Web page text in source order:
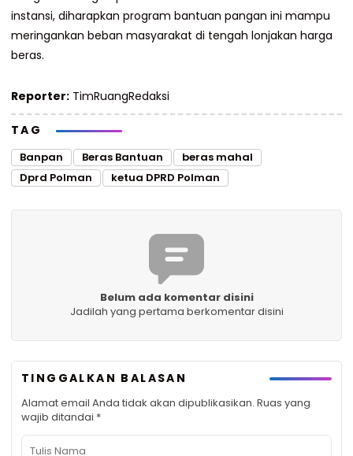
instansi, diharapkan program bantuan pangan ini mampu
meringankan beban masyarakat di tengah lonjakan harga
beras.
Reporter: TimRuangRedaksi
TAG
Banpan Beras Bantuan
beras mahal
Dprd Polman
ketua DPRD Polman
Belum ada komentar disini
Jadilah yang pertama berkomentar disini
TINGGALKAN BALASAN
Alamat email Anda tidak akan dipublikasikan. Ruas yang
wajib ditandai *